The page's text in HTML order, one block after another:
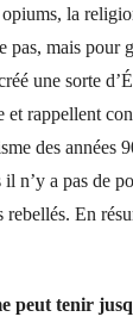
la
pas, mais pour
une sorte
et rappellent
des années
il n’y a pas de
En
peut tenir